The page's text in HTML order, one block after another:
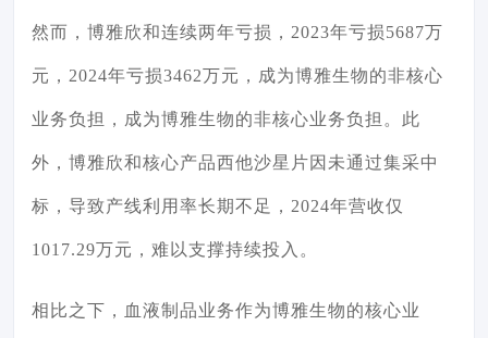
然而，博雅欣和连续两年亏损，2023年亏损5687万
元，2024年亏损3462万元，成为博雅生物的非核心
业务负担，成为博雅生物的非核心业务负担。此
外，博雅欣和核心产品西他沙星片因未通过集采中
标，导致产线利用率长期不足，2024年营收仅
1017.29万元，难以支撑持续投入。
相比之下，血液制品业务作为博雅生物的核心业